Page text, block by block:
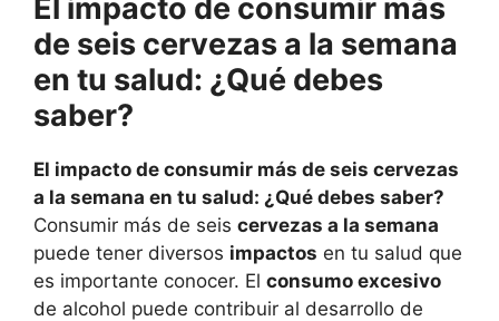
El impacto de consumir más
de seis cervezas a la semana
en tu salud: ¿Qué debes
saber?
El impacto de consumir más de seis cervezas
a la semana en tu salud: ¿Qué debes saber?
Consumir más de seis cervezas a la semana
puede tener diversos impactos en tu salud que
es importante conocer. El consumo excesivo
de alcohol puede contribuir al desarrollo de